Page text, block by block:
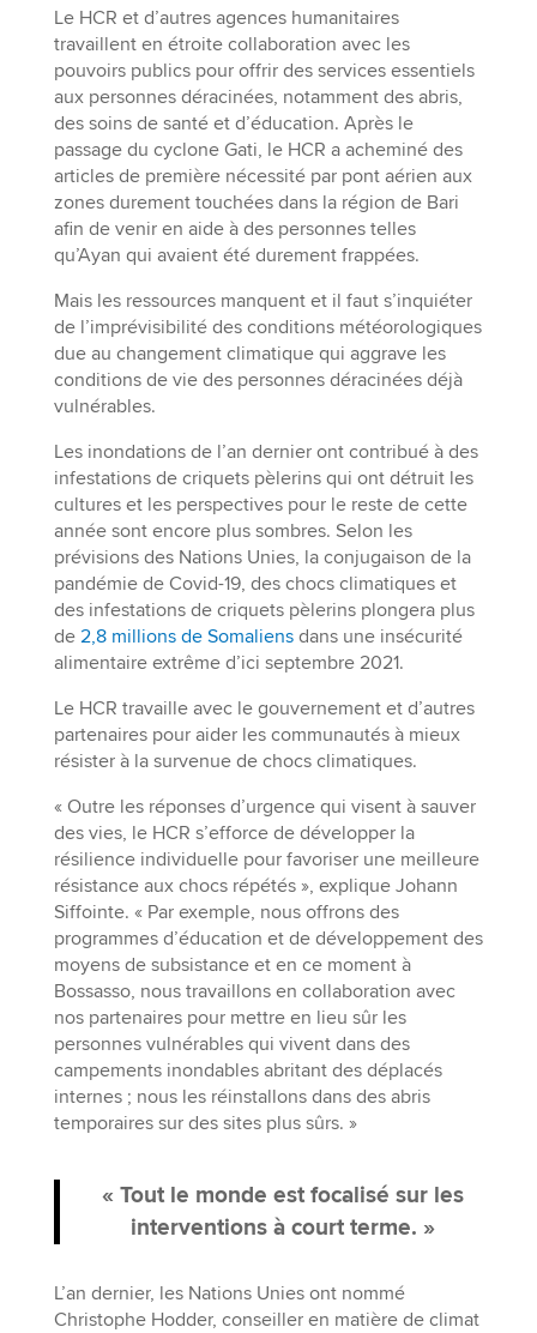
Le HCR et d’autres agences humanitaires
travaillent en étroite collaboration avec les
pouvoirs publics pour offrir des services essentiels
aux personnes déracinées, notamment des abris,
des soins de santé et d’éducation. Après le
passage du cyclone Gati, le HCR a acheminé des
articles de première nécessité par pont aérien aux
zones durement touchées dans la région de Bari
afin de venir en aide à des personnes telles
qu’Ayan qui avaient été durement frappées.
Mais les ressources manquent et il faut s’inquiéter
de l’imprévisibilité des conditions météorologiques
due au changement climatique qui aggrave les
conditions de vie des personnes déracinées déjà
vulnérables.
Les inondations de l’an dernier ont contribué à des
infestations de criquets pèlerins qui ont détruit les
cultures et les perspectives pour le reste de cette
année sont encore plus sombres. Selon les
prévisions des Nations Unies, la conjugaison de la
pandémie de Covid-19, des chocs climatiques et
des infestations de criquets pèlerins plongera plus
de 2,8 millions de Somaliensdans une insécurité
alimentaire extrême d’ici septembre 2021.
Le HCR travaille avec le gouvernement et d’autres
partenaires pour aider les communautés à mieux
résister à la survenue de chocs climatiques.
« Outre les réponses d’urgence qui visent à sauver
des vies, le HCR s’efforce de développer la
résilience individuelle pour favoriser une meilleure
résistance aux chocs répétés », explique Johann
Siffointe. « Par exemple, nous offrons des
programmes d’éducation et de développement des
moyens de subsistance et en ce moment à
Bossasso, nous travaillons en collaboration avec
nos partenaires pour mettre en lieu sûr les
personnes vulnérables qui vivent dans des
campements inondables abritant des déplacés
internes ; nous les réinstallons dans des abris
temporaires sur des sites plus sûrs. »
« Tout le monde est focalisé sur les
interventions à court terme. »
L’an dernier, les Nations Unies ont nommé
Christophe Hodder, conseiller en matière de climat